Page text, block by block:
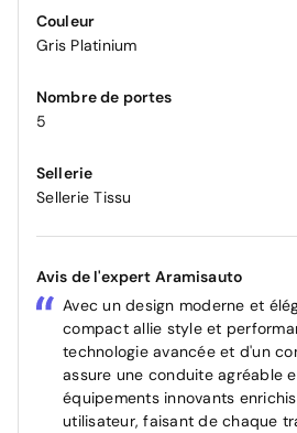
Couleur
Gris Platinium
Nombre de portes
5
Sellerie
Sellerie Tissu
Avis de l'expert Aramisauto
Avec un design moderne et
compact allie style et
technologie avancée et d'un
assure une conduite agréable
équipements innovants
utilisateur, faisant de chaque